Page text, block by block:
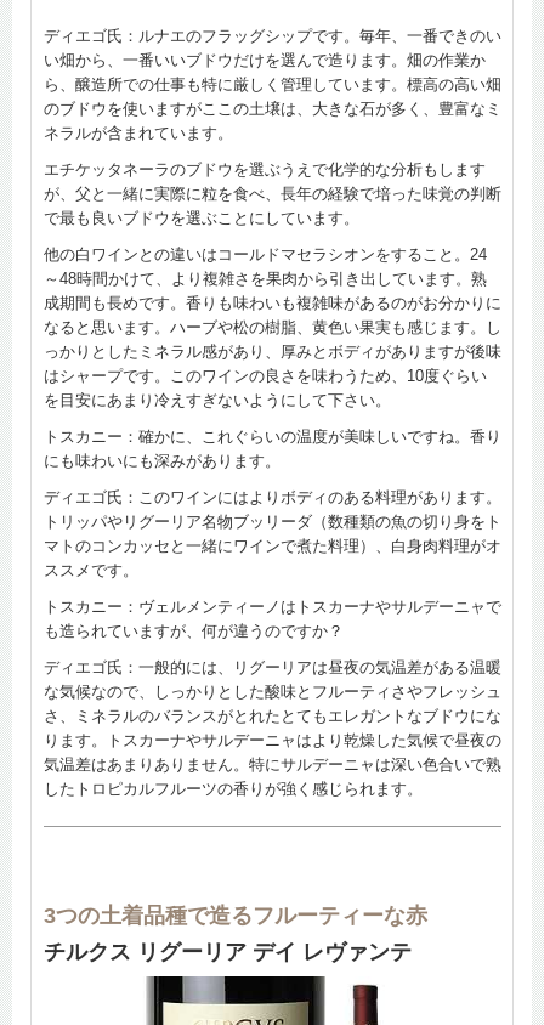
ディエゴ氏：ルナエのフラッグシップです。毎年、一番できのい
い畑から、一番いいブドウだけを選んで造ります。畑の作業か
ら、醸造所での仕事も特に厳しく管理しています。標高の高い畑
のブドウを使いますがここの土壌は、大きな石が多く、豊富なミ
ネラルが含まれています。
エチケッタネーラのブドウを選ぶうえで化学的な分析もします
が、父と一緒に実際に粒を食べ、長年の経験で培った味覚の判断
で最も良いブドウを選ぶことにしています。
他の白ワインとの違いはコールドマセラシオンをすること。24
～48時間かけて、より複雑さを果肉から引き出しています。熟
成期間も長めです。香りも味わいも複雑味があるのがお分かりに
なると思います。ハーブや松の樹脂、黄色い果実も感じます。し
っかりとしたミネラル感があり、厚みとボディがありますが後味
はシャープです。このワインの良さを味わうため、10度ぐらい
を目安にあまり冷えすぎないようにして下さい。
トスカニー：確かに、これぐらいの温度が美味しいですね。香り
にも味わいにも深みがあります。
ディエゴ氏：このワインにはよりボディのある料理があります。
トリッパやリグーリア名物ブッリーダ（数種類の魚の切り身をト
マトのコンカッセと一緒にワインで煮た料理）、白身肉料理がオ
ススメです。
トスカニー：ヴェルメンティーノはトスカーナやサルデーニャで
も造られていますが、何が違うのですか？
ディエゴ氏：一般的には、リグーリアは昼夜の気温差がある温暖
な気候なので、しっかりとした酸味とフルーティさやフレッシュ
さ、ミネラルのバランスがとれたとてもエレガントなブドウにな
ります。トスカーナやサルデーニャはより乾燥した気候で昼夜の
気温差はあまりありません。特にサルデーニャは深い色合いで熟
したトロピカルフルーツの香りが強く感じられます。
3つの土着品種で造るフルーティーな赤
チルクス リグーリア デイ レヴァンテ